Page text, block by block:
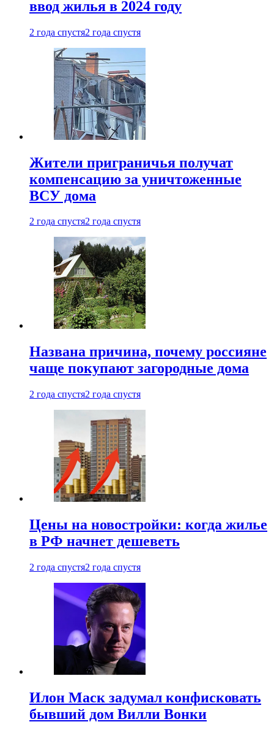
ввод жилья в 2024 году
2 года спустя2 года спустя
Жители приграничья получат
компенсацию за уничтоженные
ВСУ дома
2 года спустя2 года спустя
Названа причина, почему россияне
чаще покупают загородные дома
2 года спустя2 года спустя
Цены на новостройки: когда жилье
в РФ начнет дешеветь
2 года спустя2 года спустя
Илон Маск задумал конфисковать
бывший дом Вилли Вонки